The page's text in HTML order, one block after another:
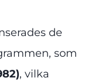
de
som
, vilka